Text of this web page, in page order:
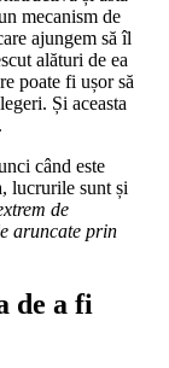
mecanism de
ajungem să îl
alături de ea
poate fi ușor să
Și aceasta
când este
lucrurile sunt și
de
aruncate prin
de a fi